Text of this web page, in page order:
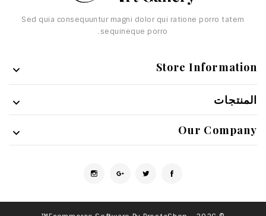
Sed quia consequuntur magni dolor qui ratione porro tatem
sequineque porro.
Store Information

المنتجات 
Our Company

الفيسبوك تويتر Google +